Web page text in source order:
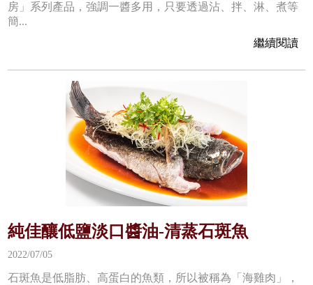
房」系列產品，強調一醬多用，只要透過沾、拌、淋、煮等
簡...
繼續閱讀
純佳釀低鹽淡口醬油-清蒸石斑魚
2022/07/05
石斑魚是低脂肪、高蛋白的魚類，所以被稱為「海雞肉」，